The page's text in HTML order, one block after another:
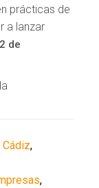
prácticas de
a lanzar
2 de
Cádiz,
,